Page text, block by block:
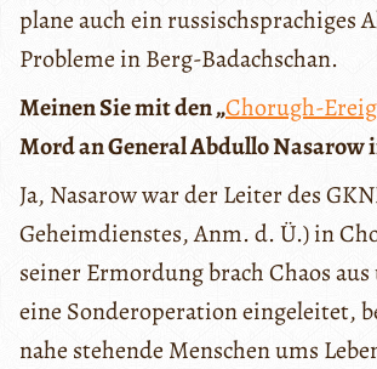
plane auch ein russischsprachiges
Probleme in Berg-Badachschan.
Meinen Sie mit den „Chorugh-
Mord an General Abdullo Nasarow
Ja, Nasarow war der Leiter des
Geheimdienstes, Anm. d. Ü.) in
seiner Ermordung brach Chaos
eine Sonderoperation eingeleitet,
nahe stehende Menschen ums